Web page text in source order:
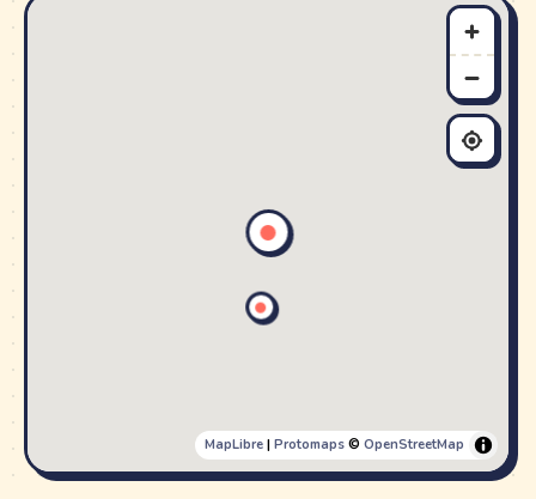
MapLibre| Protomaps© OpenStreetMap